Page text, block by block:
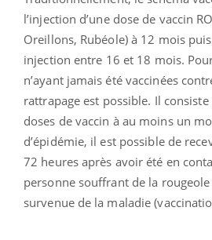
l’injection d’une dose de vaccin
Oreillons, Rubéole) à 12 mois
injection entre 16 et 18 mois.
n’ayant jamais été vaccinées
rattrapage est possible. Il
doses de vaccin à au moins un
d’épidémie, il est possible de
72 heures après avoir été en
personne souffrant de la
survenue de la maladie